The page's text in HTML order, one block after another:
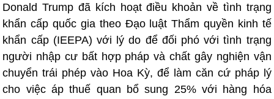
Donald Trump đã kích hoạt điều khoản về tình trạng
khẩn cấp quốc gia theo Đạo luật Thẩm quyền kinh tế
khẩn cấp (IEEPA) với lý do để đối phó với tình trạng
người nhập cư bất hợp pháp và chất gây nghiện vận
chuyển trái phép vào Hoa Kỳ, để làm căn cứ pháp lý
cho việc áp thuế quan bổ sung 25% với hàng hóa